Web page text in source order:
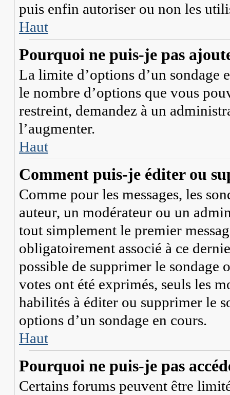
puis enfin autoriser ou non les
Haut
Pourquoi ne puis-je pas
La limite d’options d’un sondage
le nombre d’options que vous
restreint, demandez à un
l’augmenter.
Haut
Comment puis-je éditer ou
Comme pour les messages, les
auteur, un modérateur ou un
tout simplement le premier
obligatoirement associé à ce
possible de supprimer le sondage
votes ont été exprimés, seuls les
habilités à éditer ou supprimer le
options d’un sondage en cours.
Haut
Pourquoi ne puis-je pas
Certains forums peuvent être